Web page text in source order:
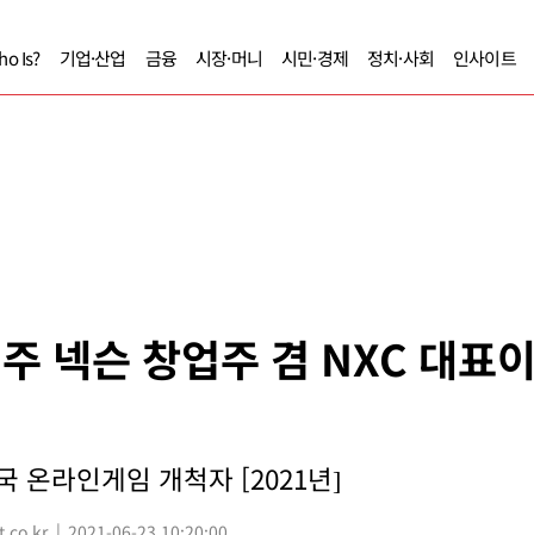
Is? 기업·산업 금융 시장·머니 시민·경제 정치·사회 인사이트
넥슨 창업주 겸 NXC 대표이
온라인게임 개척자 [2021년]